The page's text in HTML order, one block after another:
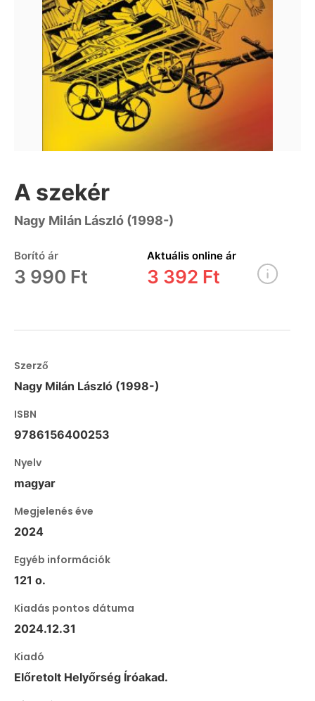
A szekér
Nagy Milán László (1998-)
Borító ár
3 990 Ft
Aktuális online ár
3 392 Ft
Szerző
Nagy Milán László (1998-)
ISBN
9786156400253
Nyelv
magyar
Megjelenés éve
2024
Egyéb információk
121 o.
Kiadás pontos dátuma
2024.12.31
Kiadó
Előretolt Helyőrség Íróakad.